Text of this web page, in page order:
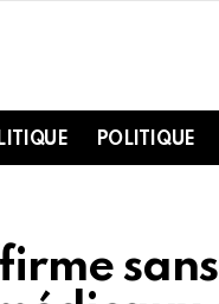
POLITIQUE